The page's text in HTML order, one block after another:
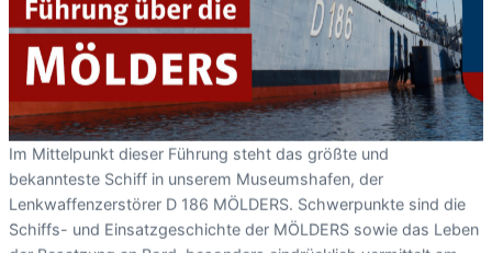
Im Mittelpunkt dieser Führung steht das größte und
bekannteste Schiff in unserem Museumshafen, der
Lenkwaffenzerstörer D 186 MÖLDERS. Schwerpunkte sind die
Schiffs- und Einsatzgeschichte der MÖLDERS sowie das Leben